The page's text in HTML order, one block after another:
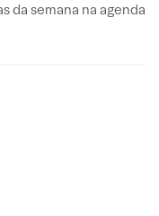
da semana na agenda